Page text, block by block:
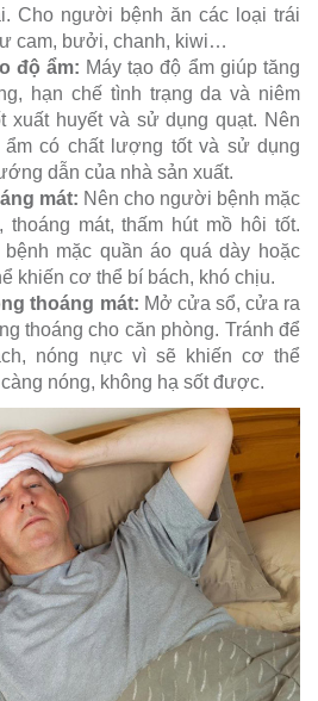
Cho người bệnh ăn các loại trái
cam, bưởi, chanh, kiwi…
độ ẩm: Máy tạo độ ẩm giúp tăng
hạn chế tình trạng da và niêm
xuất huyết và sử dụng quạt. Nên
ẩm có chất lượng tốt và sử dụng
dẫn của nhà sản xuất.
mát: Nên cho người bệnh mặc
thoáng mát, thấm hút mồ hôi tốt.
mặc quần áo quá dày hoặc
khiến cơ thể bí bách, khó chịu.
thoáng mát: Mở cửa sổ, cửa ra
thoáng cho căn phòng. Tránh để
nóng nực vì sẽ khiến cơ thể
nóng, không hạ sốt được.